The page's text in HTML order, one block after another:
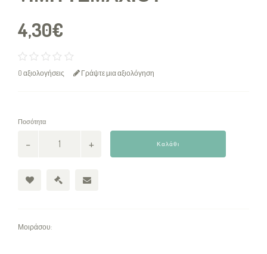
4,30€
0 αξιολογήσεις Γράψτε μια αξιολόγηση
Ποσότητα
Καλάθι
Μοιράσου: